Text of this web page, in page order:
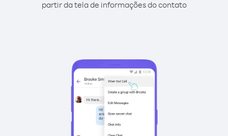
partir da tela de informações do contato